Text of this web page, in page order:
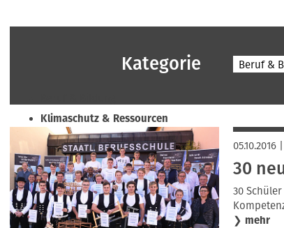
Kategorie Beruf &
Klimaschutz & Ressourcen
Normen & Fachregeln
Prävention & Arbeitsschutz
Recht & Wirtschaft
Soziales & Tarifpolitik
Verband & Innungen
05.10.2016|
30
30
❯ mehr